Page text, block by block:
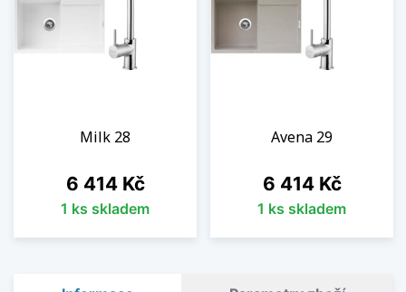
Milk 28
Cena
6 414 Kč
1 ks skladem
Avena 29
Cena
6 414 Kč
1 ks skladem